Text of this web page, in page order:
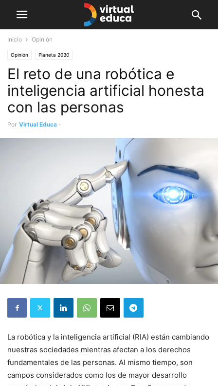
Inicio Opinión
Opinión Planeta 2030
El reto de una robótica e
inteligencia artificial honesta
con las personas
Por Virtual Educa -
La robótica y la inteligencia artificial (RIA) están cambiando
nuestras sociedades mientras afectan a los derechos
fundamentales de las personas. Al mismo tiempo, son
campos considerados como los de mayor desarrollo